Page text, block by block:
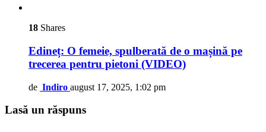
18 Shares
Edineț: O femeie, spulberată de o mașină pe
trecerea pentru pietoni (VIDEO)
de Indiro august 17, 2025, 1:02 pm
Lasă un răspuns